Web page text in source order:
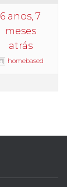
6 anos, 7
meses
atrás
homebased